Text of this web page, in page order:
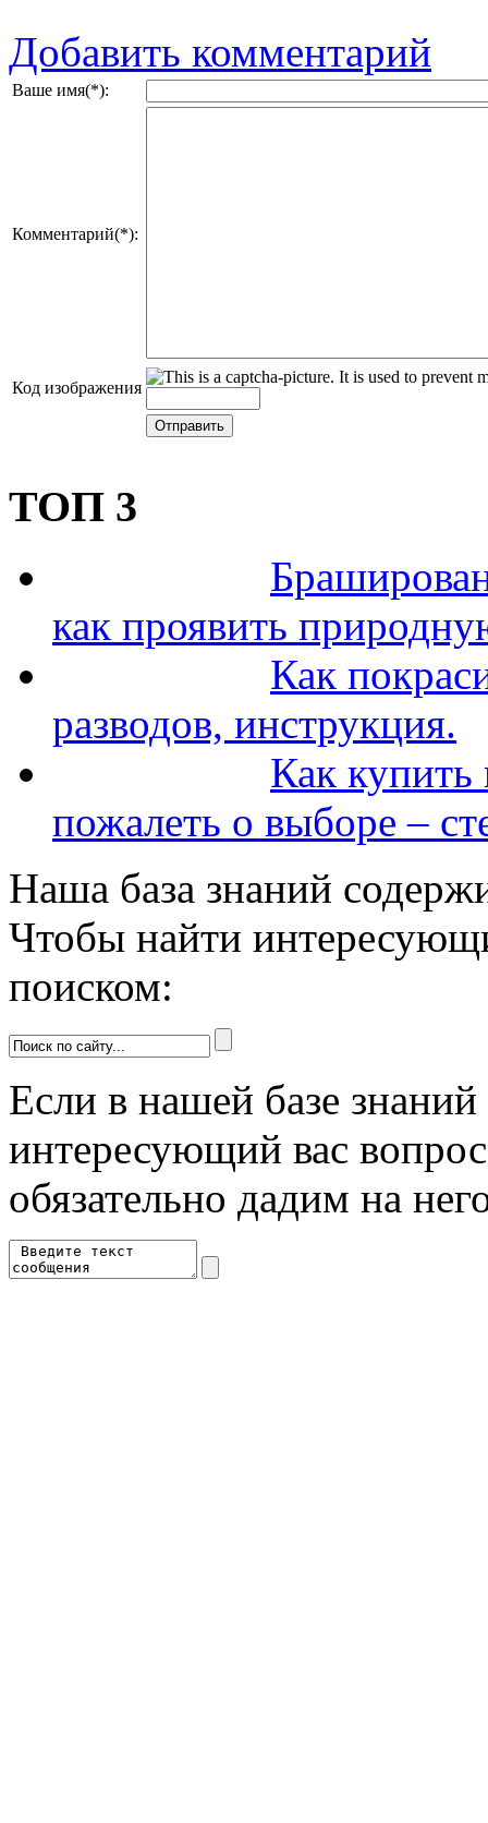
Добавить комментарий
Ваше имя(*):
Комментарий(*):
Код изображения
ТОП 3
как проявить
Как
разводов, инструкция.
Как купить
пожалеть о выборе –
Наша база знаний
Чтобы найти
поиском:
Если в нашей базе знаний
интересующий вас
обязательно дадим на